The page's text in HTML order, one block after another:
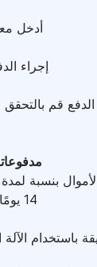
أدخل
إجراء
الدفع قم
مدفوعات
14 يومًا دون طرح أي سؤال
باستخدام الآلة